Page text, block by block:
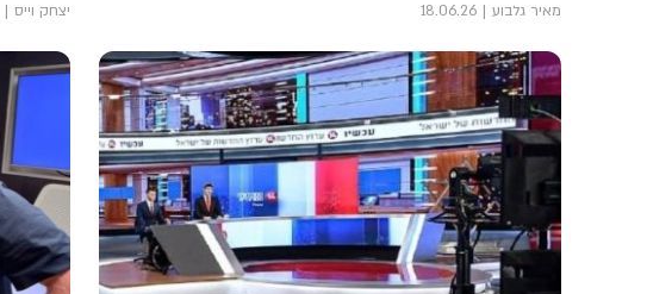
מאיר גלבוע 18.06.26 יצחק וייס